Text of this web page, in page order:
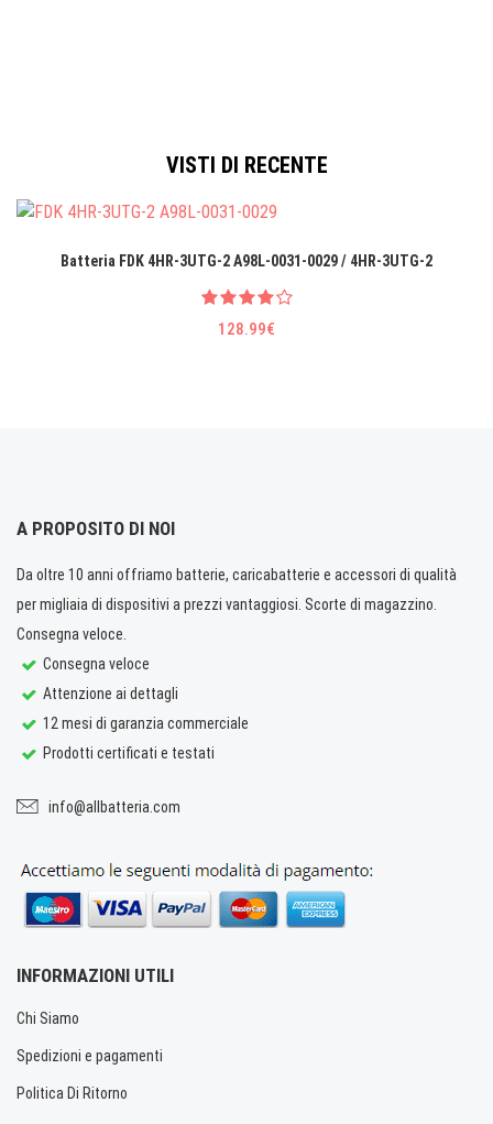
VISTI DI RECENTE
Batteria FDK 4HR-3UTG-2 A98L-0031-0029 / 4HR-3UTG-2
128.99€
A PROPOSITO DI NOI
Da oltre 10 anni offriamo batterie, caricabatterie e accessori di qualità
per migliaia di dispositivi a prezzi vantaggiosi. Scorte di magazzino.
Consegna veloce.
Consegna veloce
Attenzione ai dettagli
12 mesi di garanzia commerciale
Prodotti certificati e testati
info@allbatteria.com
INFORMAZIONI UTILI
Chi Siamo
Spedizioni e pagamenti
Politica Di Ritorno